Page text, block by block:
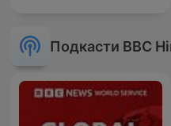
Подкасти BBC